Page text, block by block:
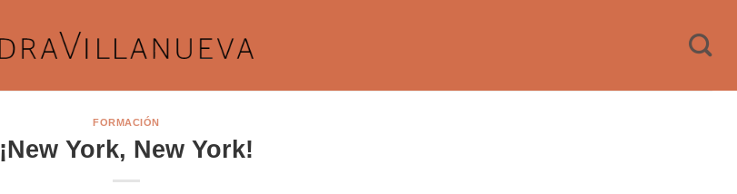
FORMACIÓN
¡New York, New York!